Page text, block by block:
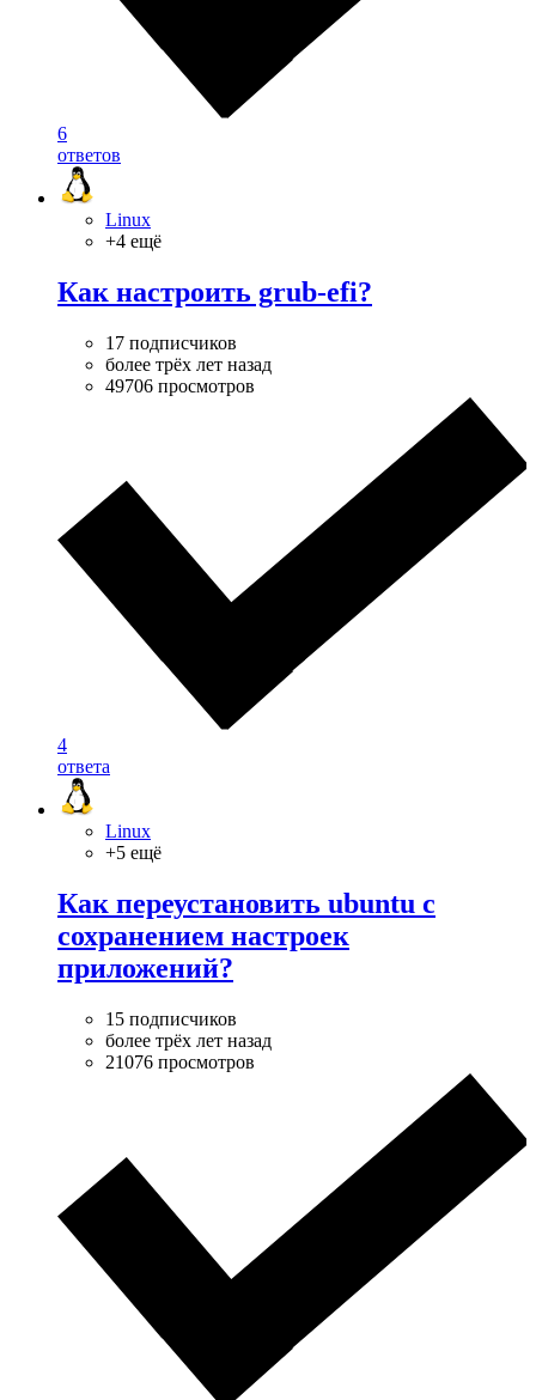
6
ответов
Linux
+4 ещё
Как настроить grub-efi?
17 подписчиков
более трёх лет назад
49706 просмотров
4
ответа
Linux
+5 ещё
Как переустановить ubuntu с
сохранением настроек
приложений?
15 подписчиков
более трёх лет назад
21076 просмотров